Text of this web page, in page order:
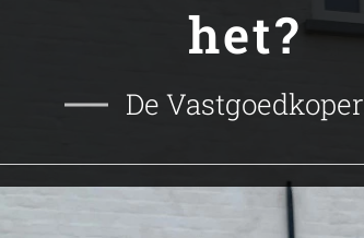
het?
De Vastgoedkoper